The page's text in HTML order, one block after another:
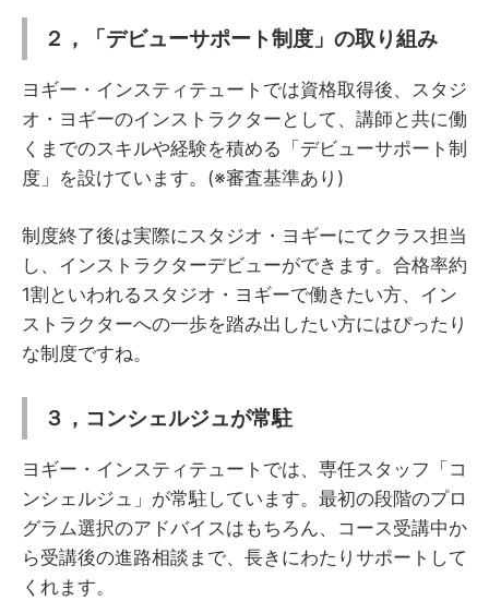
２，「デビューサポート制度」の取り組み
ヨギー・インスティテュートでは資格取得後、スタジ
オ・ヨギーのインストラクターとして、講師と共に働
くまでのスキルや経験を積める「デビューサポート制
度」を設けています。(※審査基準あり)
制度終了後は実際にスタジオ・ヨギーにてクラス担当
し、インストラクターデビューができます。合格率約
1割といわれるスタジオ・ヨギーで働きたい方、イン
ストラクターへの一歩を踏み出したい方にはぴったり
な制度ですね。
３，コンシェルジュが常駐
ヨギー・インスティテュートでは、専任スタッフ「コ
ンシェルジュ」が常駐しています。最初の段階のプロ
グラム選択のアドバイスはもちろん、コース受講中か
ら受講後の進路相談まで、長きにわたりサポートして
くれます。